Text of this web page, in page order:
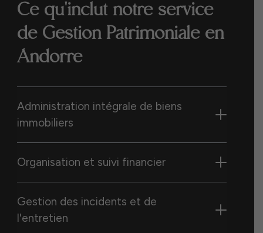
Ce qu'inclut notre service
de Gestion Patrimoniale en
Andorre
Administration intégrale de biens
immobiliers
Organisation et suivi financier
Gestion des incidents et de
l'entretien